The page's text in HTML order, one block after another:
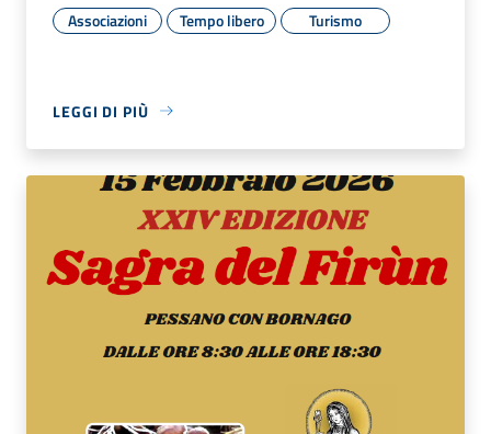
Associazioni Tempo libero Turismo
LEGGI DI PIÙ